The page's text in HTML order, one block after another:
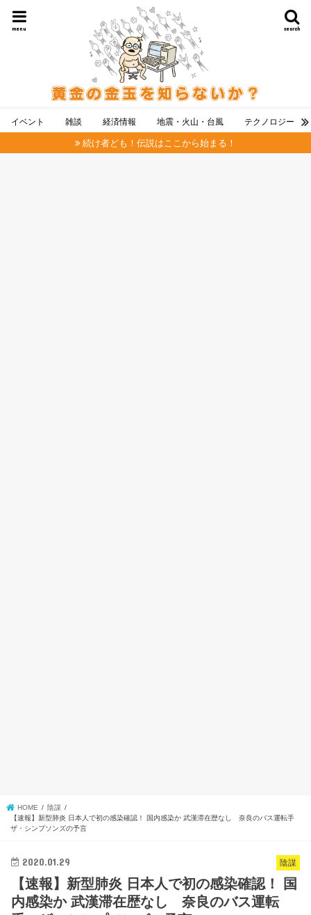
search
menu
イベント 雑談 経済情報 地震・火山・台風 テクノロジー
続け者ども！伝説はここから始まる！
HOME
陰謀
【速報】新型肺炎 日本人で初の感染確認！ 国内感染か 武漢滞在歴なし 奈良のバス運転手
ザ・シンプソンズの予言
陰謀
2020.01.29
【速報】新型肺炎 日本人で初の感染確認！ 国
内感染か 武漢滞在歴なし 奈良のバス運転